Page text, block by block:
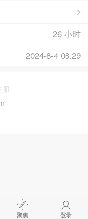
26 小时
2024-8-4 08:29
聚焦 登录
册